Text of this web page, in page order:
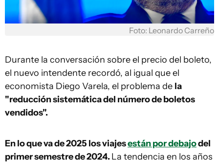
Foto: Leonardo Carreño
Durante la conversación sobre el precio del boleto,
el nuevo intendente recordó, al igual que el
economista Diego Varela, el problema de la
"reducción sistemática del número de boletos
vendidos".
En lo que va de 2025 los viajesestán por debajodel
primer semestre de 2024. La tendencia en los años